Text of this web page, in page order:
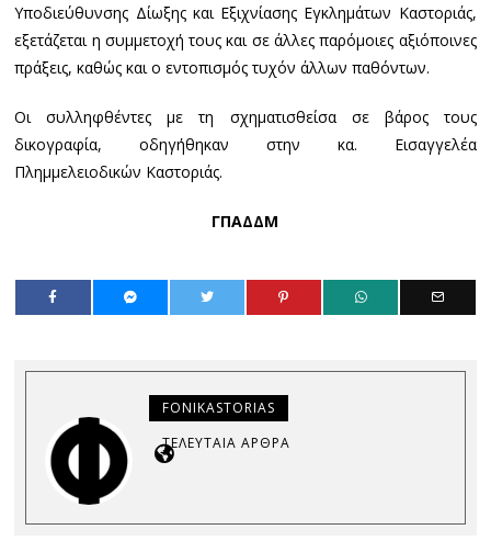
Υποδιεύθυνσης Δίωξης και Εξιχνίασης Εγκλημάτων Καστοριάς,
εξετάζεται η συμμετοχή τους και σε άλλες παρόμοιες αξιόποινες
πράξεις, καθώς και ο εντοπισμός τυχόν άλλων παθόντων.
Οι συλληφθέντες με τη σχηματισθείσα σε βάρος τους
δικογραφία, οδηγήθηκαν στην κα. Εισαγγελέα
Πλημμελειοδικών Καστοριάς.
ΓΠΑΔΔΜ
FONIKASTORIAS
ΤΕΛΕΥΤΑΊΑ ΆΡΘΡΑ